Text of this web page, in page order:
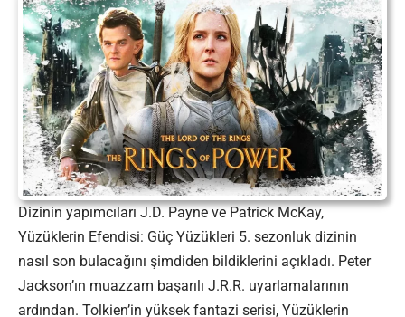
Dizinin yapımcıları J.D. Payne ve Patrick McKay,
Yüzüklerin Efendisi: Güç Yüzükleri 5. sezonluk dizinin
nasıl son bulacağını şimdiden bildiklerini açıkladı. Peter
Jackson’ın muazzam başarılı J.R.R. uyarlamalarının
ardından. Tolkien’in yüksek fantazi serisi, Yüzüklerin